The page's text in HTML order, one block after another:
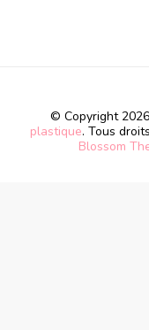
© Copyright 2026
plastique. Tous
Blossom